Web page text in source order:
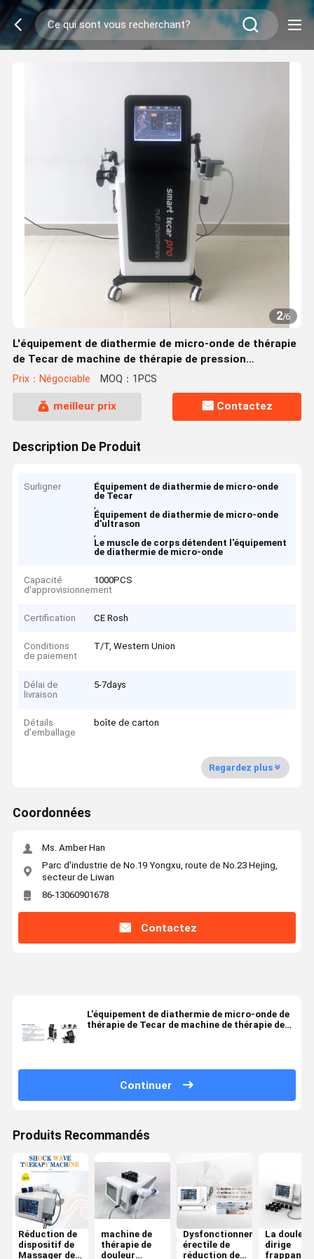
2/6
L'équipement de diathermie de micro-onde de thérapie
de Tecar de machine de thérapie de pression
atmosphérique pour le muscle de corps détendent
Prix：Négociable MOQ：1PCS
meilleur prix Contactez
Description De Produit
Surligner
Équipement de diathermie de micro-onde
de Tecar
,
Équipement de diathermie de micro-onde
d'ultrason
,
Le muscle de corps détendent l'équipement
de diathermie de micro-onde
Capacité
d'approvisionnement
1000PCS
Certification CE Rosh
Conditions
de paiement
T/T, Western Union
Délai de
livraison
5-7days
Détails
d'emballage
boîte de carton
Regardez plus
Coordonnées
Ms. Amber Han
Parc d'industrie de No.19 Yongxu, route de No.23 Hejing,
secteur de Liwan
86-13060901678
Contactez
L'équipement de diathermie de micro-onde de
thérapie de Tecar de machine de thérapie de
Continuer
Produits Recommandés
Réduction de
dispositif de
Massager de
machine de
thérapie de
douleur
Dysfonctionnement
érectile de
réduction de
La douleur
dirige
frappant